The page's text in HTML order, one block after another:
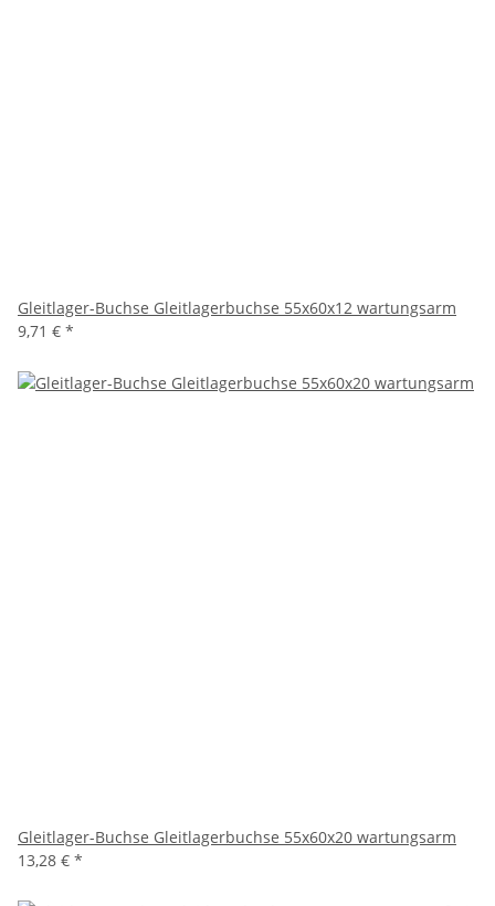
Gleitlager-Buchse Gleitlagerbuchse 55x60x12 wartungsarm
9,71 € *
Gleitlager-Buchse Gleitlagerbuchse 55x60x20 wartungsarm
13,28 € *